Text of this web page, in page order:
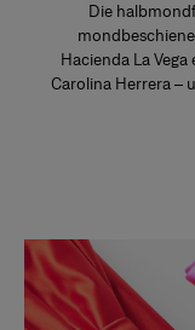
Die
Hacienda La
Carolina Herrera –
Slide 1 of 2